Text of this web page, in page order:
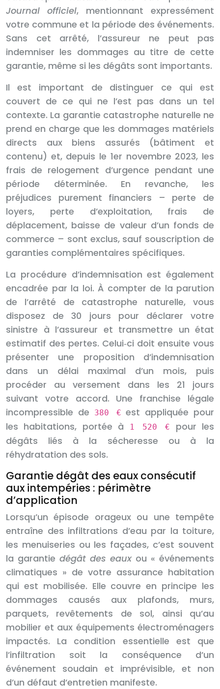
Journal officiel, mentionnant expressément
votre commune et la période des événements.
Sans cet arrêté, l’assureur ne peut pas
indemniser les dommages au titre de cette
garantie, même si les dégâts sont importants.
Il est important de distinguer ce qui est
couvert de ce qui ne l’est pas dans un tel
contexte. La garantie catastrophe naturelle ne
prend en charge que les dommages matériels
directs aux biens assurés (bâtiment et
contenu) et, depuis le 1er novembre 2023, les
frais de relogement d’urgence pendant une
période déterminée. En revanche, les
préjudices purement financiers – perte de
loyers, perte d’exploitation, frais de
déplacement, baisse de valeur d’un fonds de
commerce – sont exclus, sauf souscription de
garanties complémentaires spécifiques.
La procédure d’indemnisation est également
encadrée par la loi. À compter de la parution
de l’arrêté de catastrophe naturelle, vous
disposez de 30 jours pour déclarer votre
sinistre à l’assureur et transmettre un état
estimatif des pertes. Celui‑ci doit ensuite vous
présenter une proposition d’indemnisation
dans un délai maximal d’un mois, puis
procéder au versement dans les 21 jours
suivant votre accord. Une franchise légale
incompressible de
380 € est appliquée pour
les habitations, portée à
1 520 €
pour les
dégâts liés à la sécheresse ou à la
réhydratation des sols.
Garantie dégât des eaux consécutif
aux intempéries : périmètre
d’application
Lorsqu’un épisode orageux ou une tempête
entraîne des infiltrations d’eau par la toiture,
les menuiseries ou les façades, c’est souvent
la garantie dégât des eauxou « événements
climatiques » de votre assurance habitation
qui est mobilisée. Elle couvre en principe les
dommages causés aux plafonds, murs,
parquets, revêtements de sol, ainsi qu’au
mobilier et aux équipements électroménagers
impactés. La condition essentielle est que
l’infiltration soit la conséquence d’un
événement soudain et imprévisible, et non
d’un défaut d’entretien manifeste.